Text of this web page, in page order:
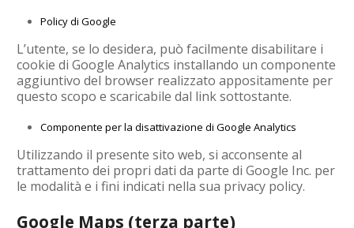
Policy di Google
L’utente, se lo desidera, può facilmente disabilitare i
cookie di Google Analytics installando un componente
aggiuntivo del browser realizzato appositamente per
questo scopo e scaricabile dal link sottostante.
Componente per la disattivazione di Google Analytics
Utilizzando il presente sito web, si acconsente al
trattamento dei propri dati da parte di Google Inc. per
le modalità e i fini indicati nella sua privacy policy.
Google Maps (terza parte)